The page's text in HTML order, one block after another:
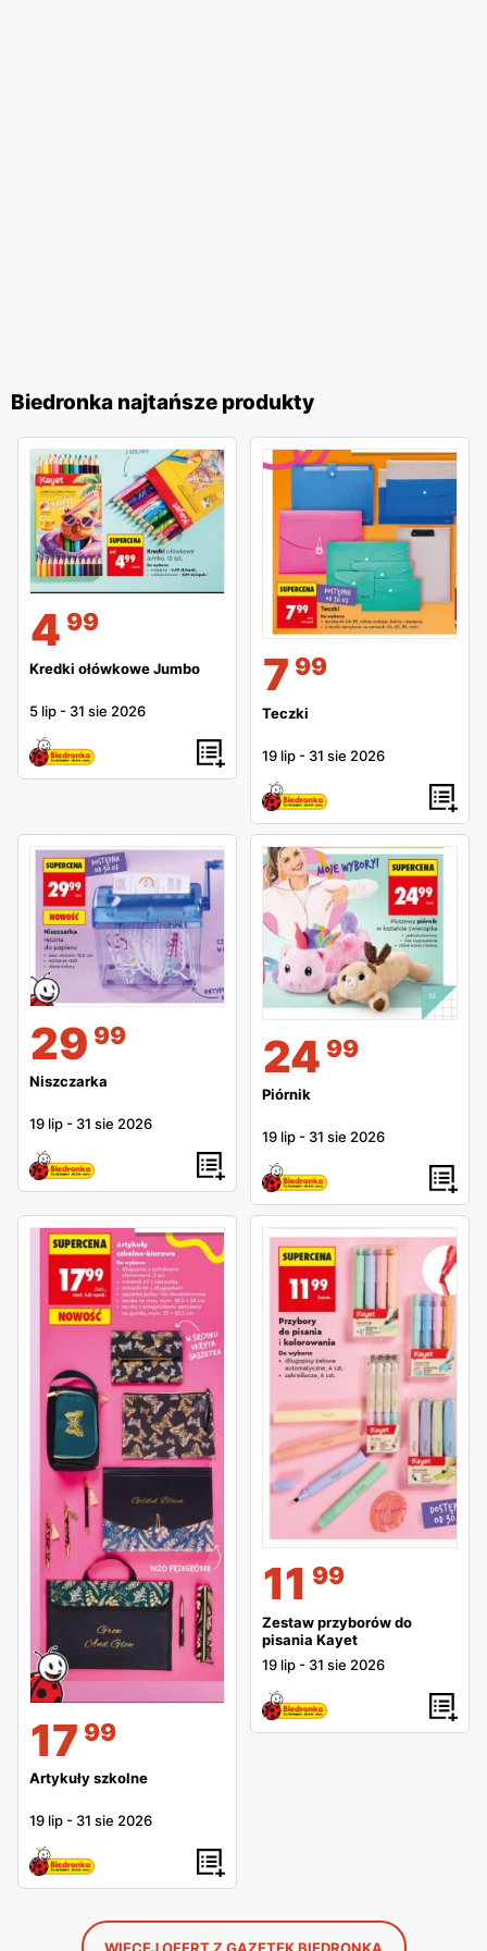
Biedronka najtańsze produkty
4 99
Kredki ołówkowe Jumbo
5 lip - 31 sie 2026
7 99
Teczki
19 lip - 31 sie 2026
29 99
Niszczarka
19 lip - 31 sie 2026
24 99
Piórnik
19 lip - 31 sie 2026
17 99
Artykuły szkolne
19 lip - 31 sie 2026
11 99
Zestaw przyborów do
pisania Kayet
19 lip - 31 sie 2026